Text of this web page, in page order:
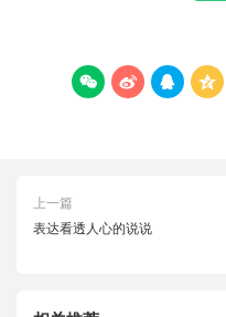
   
上一篇
表达看透人心的说说